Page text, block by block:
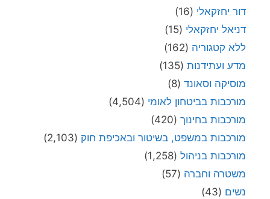
דור יחזקאלי (16)
דניאל יחזקאלי (15)
ללא קטגוריה (162)
מדע ועתידנות (135)
מוסיקה וסאונד (8)
מורכבות בביטחון לאומי (4,504)
מורכבות בחינוך (420)
מורכבות במשפט, בשיטור ובאכיפת חוק (2,103)
מורכבות בניהול (1,258)
משטרה וחברה (57)
נשים (43)